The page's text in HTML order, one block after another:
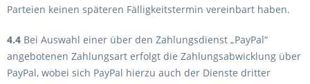
Parteien keinen späteren Fälligkeitstermin vereinbart haben.
4.4 Bei Auswahl einer über den Zahlungsdienst „PayPal“
angebotenen Zahlungsart erfolgt die Zahlungsabwicklung über
PayPal, wobei sich PayPal hierzu auch der Dienste dritter